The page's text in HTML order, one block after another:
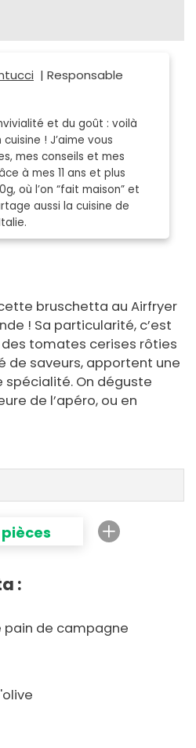
| Responsable
et du goût : voilà
! J’aime vous
mes conseils et mes
à mes 11 ans et plus
où l’on “fait maison” et
aussi la cuisine de
bruschetta au Airfryer
! Sa particularité, c’est
des tomates cerises rôties
de saveurs, apportent une
On déguste
de l’apéro, ou en
pièces
:
pain de campagne